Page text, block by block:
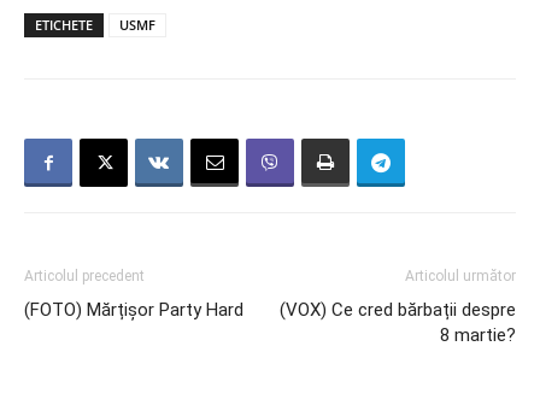
ETICHETE USMF
Articolul precedent
(FOTO) Mărțișor Party Hard
Articolul următor
(VOX) Ce cred bărbații despre
8 martie?